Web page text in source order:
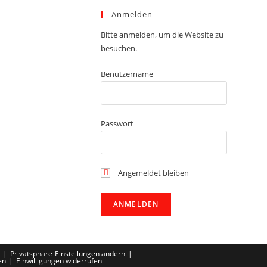
Anmelden
Bitte anmelden, um die Website zu
besuchen.
Benutzername
Passwort
Angemeldet bleiben
Privatsphäre-Einstellungen ändern
Einwilligungen widerrufen